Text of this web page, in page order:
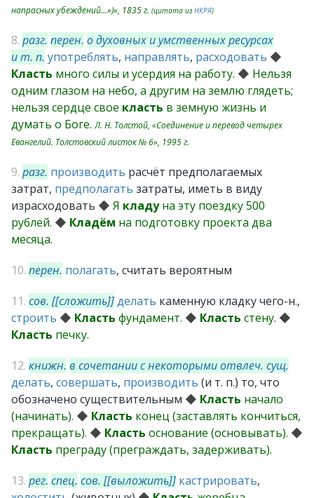
напрасных убеждений…»)», 1835 г. (цитата из НКРЯ)
8. разг. перен. о духовных и умственных ресурсах
и т. п. употреблять, направлять, расходовать ◆
Класть много силы и усердия на работу. ◆ Нельзя
одним глазом на небо, а другим на землю глядеть;
нельзя сердце свое класть в земную жизнь и
думать о Боге.Л. Н. Толстой, «Соединение и перевод четырех
Евангелий. Толстовский листок № 6», 1995 г.
9. разг. производить расчёт предполагаемых
затрат, предполагать затраты, иметь в виду
израсходовать ◆ Я кладуна эту поездку 500
рублей. ◆ Кладём на подготовку проекта два
месяца.
10. перен. полагать, считать вероятным
11. сов. [[сложить]]делать каменную кладку чего-н.,
строить ◆ Класть фундамент. ◆ Класть стену. ◆
Класть печку.
12. книжн. в сочетании с некоторыми отвлеч. сущ.
делать, совершать, производить (и т. п.) то, что
обозначено существительным ◆ Класть начало
(начинать). ◆ Класть конец (заставлять кончиться,
прекращать). ◆ Класть основание (основывать). ◆
Класть преграду (преграждать, задерживать).
13. рег. спец. сов. [[выложить]] кастрировать,